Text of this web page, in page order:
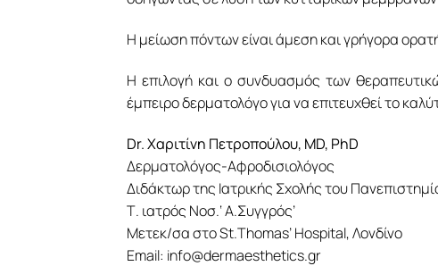
Η μείωση πόντων είναι άμεση και γρήγορα
Η επιλογή και ο συνδυασμός των
έμπειρο δερματολόγο για να επιτευχθεί το
Dr. Χαριτίνη Πετροπούλου, MD, PhD
Δερματολόγος-Αφροδισιολόγος
Διδάκτωρ της Ιατρικής Σχολής του
Τ. ιατρός Νοσ.‘ Α.Συγγρός’
Μετεκ/σα στο St.Thomas’ Hospital, Λονδίνο
Email: info@dermaesthetics.gr